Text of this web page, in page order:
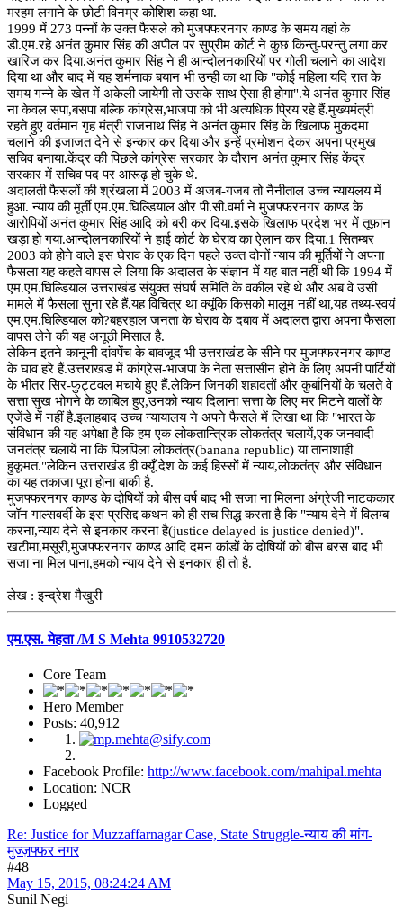
मरहम लगाने के छोटी विनम्र कोशिश कहा था.
1999 में 273 पन्नों के उक्त फैसले को मुजफ्फरनगर काण्ड के समय वहां के
डी.एम.रहे अनंत कुमार सिंह की अपील पर सुप्रीम कोर्ट ने कुछ किन्तु-परन्तु लगा कर
खारिज कर दिया.अनंत कुमार सिंह ने ही आन्दोलनकारियों पर गोली चलाने का आदेश
दिया था और बाद में यह शर्मनाक बयान भी उन्ही का था कि "कोई महिला यदि रात के
समय गन्ने के खेत में अकेली जायेगी तो उसके साथ ऐसा ही होगा".ये अनंत कुमार सिंह
ना केवल सपा,बसपा बल्कि कांग्रेस,भाजपा को भी अत्यधिक प्रिय रहे हैं.मुख्यमंत्री
रहते हुए वर्तमान गृह मंत्री राजनाथ सिंह ने अनंत कुमार सिंह के खिलाफ मुकदमा
चलाने की इजाजत देने से इन्कार कर दिया और इन्हें प्रमोशन देकर अपना प्रमुख
सचिव बनाया.केंद्र की पिछले कांग्रेस सरकार के दौरान अनंत कुमार सिंह केंद्र
सरकार में सचिव पद पर आरूढ़ हो चुके थे.
अदालती फैसलों की श्रंखला में 2003 में अजब-गजब तो नैनीताल उच्च न्यायलय में
हुआ. न्याय की मूर्ती एम.एम.घिल्डियाल और पी.सी.वर्मा ने मुजफ्फरनगर काण्ड के
आरोपियों अनंत कुमार सिंह आदि को बरी कर दिया.इसके खिलाफ प्रदेश भर में तूफ़ान
खड़ा हो गया.आन्दोलनकारियों ने हाई कोर्ट के घेराव का ऐलान कर दिया.1 सितम्बर
2003 को होने वाले इस घेराव के एक दिन पहले उक्त दोनों न्याय की मूर्तियों ने अपना
फैसला यह कहते वापस ले लिया कि अदालत के संज्ञान में यह बात नहीं थी कि 1994 में
एम.एम.घिल्डियाल उत्तराखंड संयुक्त संघर्ष समिति के वकील रहे थे और अब वे उसी
मामले में फैसला सुना रहे हैं.यह विचित्र था क्यूंकि किसको मालूम नहीं था,यह तथ्य-स्वयं
एम.एम.घिल्डियाल को?बहरहाल जनता के घेराव के दबाव में अदालत द्वारा अपना फैसला
वापस लेने की यह अनूठी मिसाल है.
लेकिन इतने कानूनी दांवपेंच के बावजूद भी उत्तराखंड के सीने पर मुजफ्फरनगर काण्ड
के घाव हरे हैं.उत्तराखंड में कांग्रेस-भाजपा के नेता सत्तासीन होने के लिए अपनी पार्टियों
के भीतर सिर-फुट्टवल मचाये हुए हैं.लेकिन जिनकी शहादतों और कुर्बानियों के चलते वे
सत्ता सुख भोगने के काबिल हुए,उनको न्याय दिलाना सत्ता के लिए मर मिटने वालों के
एजेंडे में नहीं है.इलाहबाद उच्च न्यायालय ने अपने फैसले में लिखा था कि "भारत के
संविधान की यह अपेक्षा है कि हम एक लोकतान्त्रिक लोकतंत्र चलायें,एक जनवादी
जनतंत्र चलायें ना कि पिलपिला लोकतंत्र(banana republic) या तानाशाही
हुकूमत."लेकिन उत्तराखंड ही क्यूँ देश के कई हिस्सों में न्याय,लोकतंत्र और संविधान
का यह तकाजा पूरा होना बाकी है.
मुजफ्फरनगर काण्ड के दोषियों को बीस वर्ष बाद भी सजा ना मिलना अंग्रेजी नाटककार
जॉन गाल्सवर्दी के इस प्रसिद्द कथन को ही सच सिद्ध करता है कि "न्याय देने में विलम्ब
करना,न्याय देने से इनकार करना है(justice delayed is justice denied)".
खटीमा,मसूरी,मुजफ्फरनगर काण्ड आदि दमन कांडों के दोषियों को बीस बरस बाद भी
सजा ना मिल पाना,हमको न्याय देने से इनकार ही तो है.
लेख : इन्द्रेश मैखुरी
एम.एस. मेहता /M S Mehta 9910532720
Core Team
Hero Member
Posts: 40,912
Facebook Profile: http://www.facebook.com/mahipal.mehta
Location: NCR
Logged
Re: Justice for Muzzaffarnagar Case, State Struggle-न्याय की मांग-
मुज्ज़फ्फर नगर
#48
May 15, 2015, 08:24:24 AM
Sunil Negi